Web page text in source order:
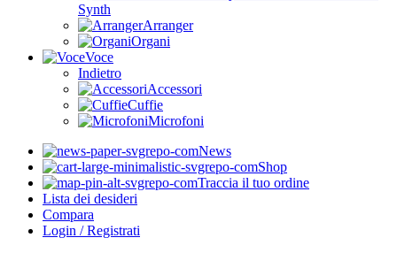
Synth
Arranger
Organi
Voce
Indietro
Accessori
Cuffie
Microfoni
News
Shop
Traccia il tuo ordine
Lista dei desideri
Compara
Login / Registrati